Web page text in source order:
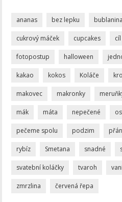
ananas bez lepku bublanina
cukrový máček cupcakes cíl
fotopostup halloween
kakao kokos Koláče
makovec makronky
mák máta nepečené
pečeme spolu podzim
rybíz Smetana snadné
svatební koláčky tvaroh
zmrzlina červená řepa